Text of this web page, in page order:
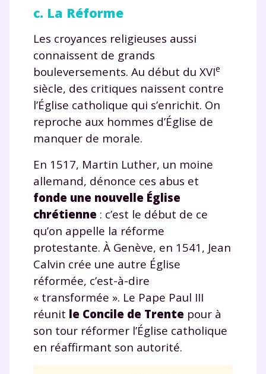
c. La Réforme
Les croyances religieuses aussi
connaissent de grands
bouleversements. Au début du XVIe
siècle, des critiques naissent contre
l’Église catholique qui s’enrichit. On
reproche aux hommes d’Église de
manquer de morale.
En 1517, Martin Luther, un moine
allemand, dénonce ces abus et
fonde une nouvelle Église
chrétienne : c’est le début de ce
qu’on appelle la réforme
protestante. À Genève, en 1541, Jean
Calvin crée une autre Église
réformée, c’est-à-dire
« transformée ». Le Pape Paul III
réunit le Concile de Trente pour à
son tour réformer l’Église catholique
en réaffirmant son autorité.